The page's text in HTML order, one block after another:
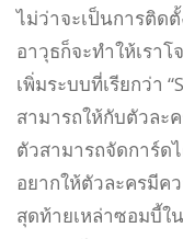
ไม่ว่าจะเป็นการติด
อาวุธก็จะทำให้เรา
เพิ่มระบบที่เรียกว่า
สามารถให้กับตัวละ
ตัวสามารถจัดการ์ด
อยากให้ตัวละครมีค
สุดท้ายเหล่าซอมบี้